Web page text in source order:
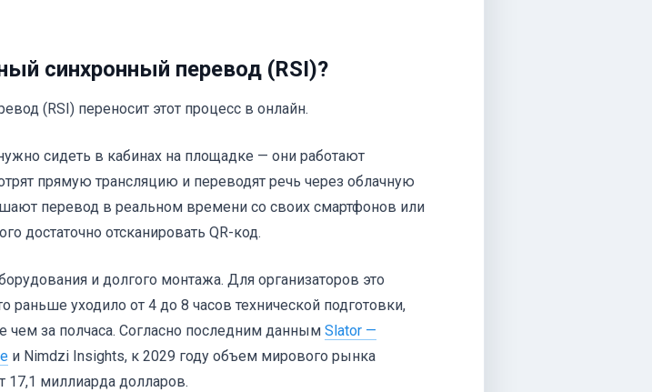
синхронный перевод (RSI)?
(RSI) переносит этот процесс в онлайн.
сидеть в кабинах на площадке — они работают
прямую трансляцию и переводят речь через облачную
перевод в реальном времени со своих смартфонов или
достаточно отсканировать QR-код.
и долгого монтажа. Для организаторов это
раньше уходило от 4 до 8 часов технической подготовки,
чем за полчаса. Согласно последним данным Slator —
и Nimdzi Insights, к 2029 году объем мирового рынка
17,1 миллиарда долларов.